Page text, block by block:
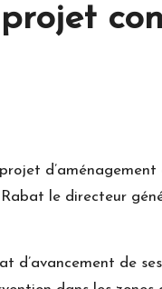
d’aménagement
le directeur
d’avancement de